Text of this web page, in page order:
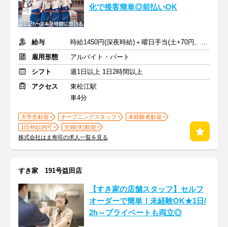
化で接客簡単◎前払いOK
給与
時給1450円(深夜時給)＋曜日手当(土+70円、日祝+100円)
雇用形態
アルバイト・パート
シフト
週1日以上 1日2時間以上
アクセス
東松江駅
車4分
大学生歓迎 オープニングスタッフ
未経験者歓迎
1日4h以内可
主婦(夫)歓迎
株式会社はま寿司の求人一覧を見る
すき家 191号益田店
【すき家の店舗スタッフ】セルフ
オーダーで簡単！未経験OK★1日/
2h～プライベートも両立◎